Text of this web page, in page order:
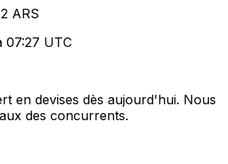
ARS
07:27 UTC
en devises dès aujourd'hui. Nous
des concurrents.